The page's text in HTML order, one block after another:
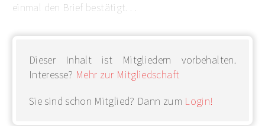
einmal den Brief bestätigt. . .
Dieser Inhalt ist Mitgliedern vorbehalten.
Interesse? Mehr zur Mitgliedschaft
Sie sind schon Mitglied? Dann zum Login!